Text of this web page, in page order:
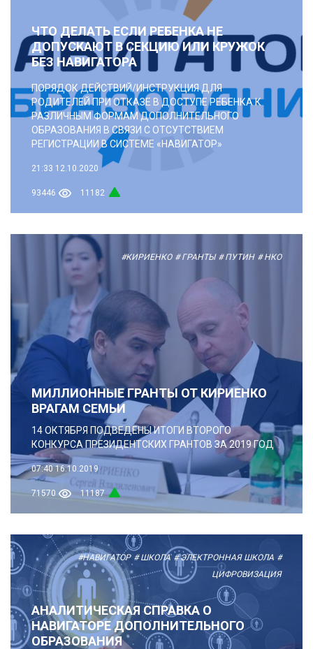
ЧТО ДЕЛАТЬ ЕСЛИ РЕБЕНКА НЕ
ДОПУСКАЮТ В СЕКЦИЮ ИЛИ КРУЖОК
БЕЗ НАВИГАТОРА
ПОРЯДОК ДЕЙСТВИЙ/ИНСТРУКЦИЯ ДЛЯ
РОДИТЕЛЕЙ ПРИ ОТКАЗЕ В ДОСТУПЕ РЕБЕНКА К
РАЗЛИЧНЫМ ФОРМАМ ДОПОЛНИТЕЛЬНОГО
ОБРАЗОВАНИЯ В СВЯЗИ С ОТСУТСТВИЕМ
РЕГИСТРАЦИИ В СИСТЕМЕ «НАВИГАТОР»
21:33 12.10.2020
93446 11182
#КИРИЕНКО # ГРАНТЫ # ПУТИН # НКО
МИЛЛИОННЫЕ ГРАНТЫ ОТ КИРИЕНКО
ВРАГАМ СЕМЬИ
14 ОКТЯБРЯ ПОДВЕДЕНЫ ИТОГИ ВТОРОГО
КОНКУРСА ПРЕЗИДЕНТСКИХ ГРАНТОВ ЗА 2019 ГОД
07:40 16.10.2019
71570 11187
#НАВИГАТОР # ШКОЛА # ЭЛЕКТРОННАЯ ШКОЛА #
ЦИФРОВИЗАЦИЯ
АНАЛИТИЧЕСКАЯ СПРАВКА О
НАВИГАТОРЕ ДОПОЛНИТЕЛЬНОГО
ОБРАЗОВАНИЯ